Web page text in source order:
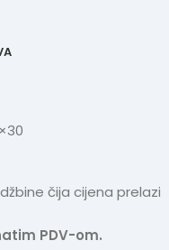
čija cijena prelazi
PDV-om.